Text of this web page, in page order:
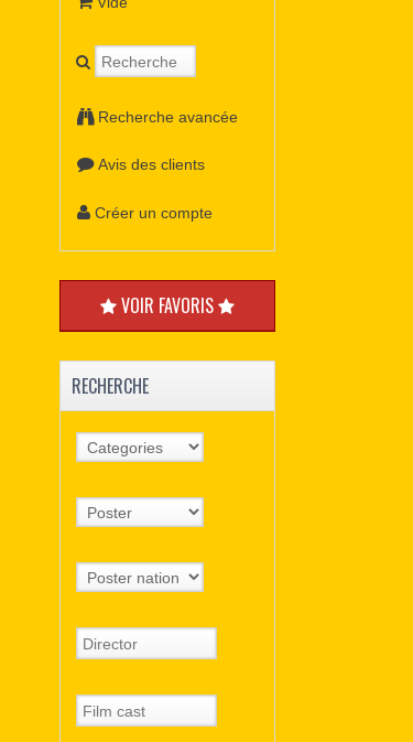
Recherche avancée
Avis des clients
Créer un compte
VOIR FAVORIS
RECHERCHE